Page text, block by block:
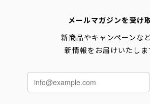
メールマガジンを受け
新商品やキャンペーンな
新情報をお届けいたしま